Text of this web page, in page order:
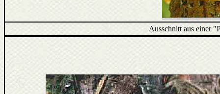
Ausschnitt aus einer